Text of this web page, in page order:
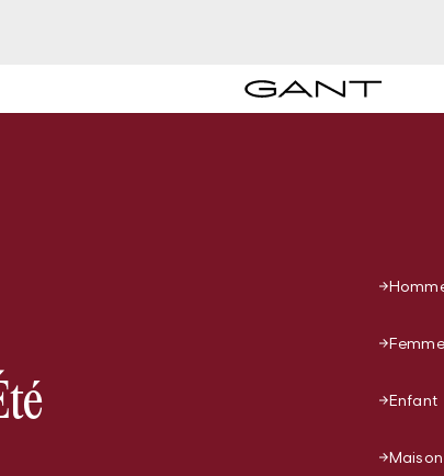
Femme
Enfant
Maison